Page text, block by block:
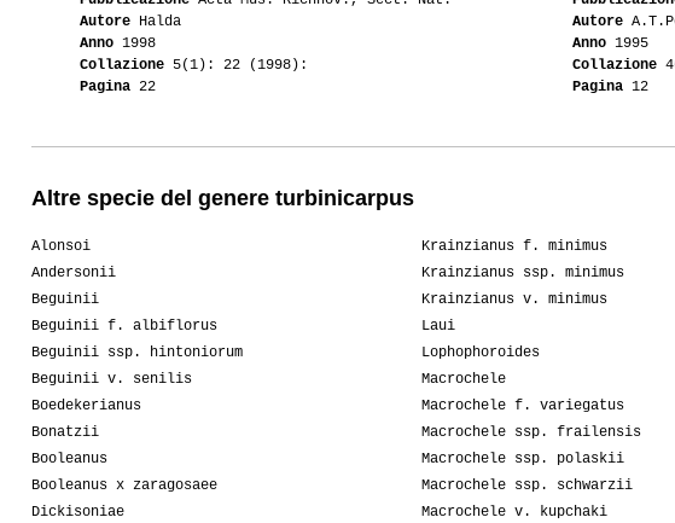
Autore Halda
Anno 1998
Collazione 5(1): 22 (1998):
Pagina 22
Autore
Anno1995
Collazione
Pagina12
Altre specie del genere turbinicarpus
Alonsoi
Andersonii
Beguinii
Beguinii f. albiflorus
Beguinii ssp. hintoniorum
Beguinii v. senilis
Boedekerianus
Bonatzii
Booleanus
Booleanus x zaragosaee
Dickisoniae
Krainzianus f. minimus
Krainzianus ssp. minimus
Krainzianus v. minimus
Laui
Lophophoroides
Macrochele
Macrochele f. variegatus
Macrochele ssp. frailensis
Macrochele ssp. polaskii
Macrochele ssp. schwarzii
Macrochele v. kupchaki